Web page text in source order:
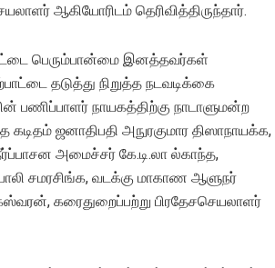
ஆகியோரிடம் தெரிவித்திருந்தார்.
பெரும்பான்மை இனத்தவர்கள்
தடுத்து நிறுத்த நடவடிக்கை
பணிப்பாளர் நாயகத்திற்கு நாடாளுமன்ற
கடிதம் ஜனாதிபதி அநுரகுமார திஸாநாயக்க,
அமைச்சர் கே.டி.லா ல்காந்த,
சமரசிங்க, வடக்கு மாகாண ஆளுநர்
கரைதுறைப்பற்று பிரதேசசெயலாளர்